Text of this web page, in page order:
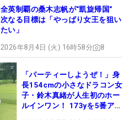
全英制覇の桑木志帆が“凱旋帰国”
次なる目標は「やっぱり女王を狙い
たい」
2026年8月4日 (火) 16時58分 8
「パーティーしようぜ！」身
長154cmの小さなドラコン女
子・鈴木真緒が人生初のホー
ルインワン！ 173yを5番アイ